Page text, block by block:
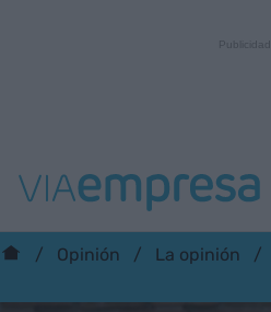
Opinión La opinión